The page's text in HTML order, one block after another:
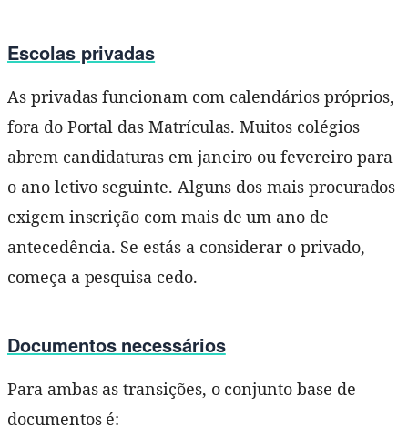
Escolas privadas
As privadas funcionam com calendários próprios,
fora do Portal das Matrículas. Muitos colégios
abrem candidaturas em janeiro ou fevereiro para
o ano letivo seguinte. Alguns dos mais procurados
exigem inscrição com mais de um ano de
antecedência. Se estás a considerar o privado,
começa a pesquisa cedo.
Documentos necessários
Para ambas as transições, o conjunto base de
documentos é: